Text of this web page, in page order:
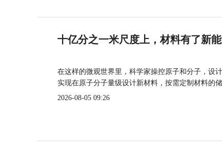
十亿分之一米尺度上，材料有了新
在这样的微观世界里，科学家操控原子和分子，设
实现在原子分子量级设计新材料，按需定制材料的
2026-08-05 09:26